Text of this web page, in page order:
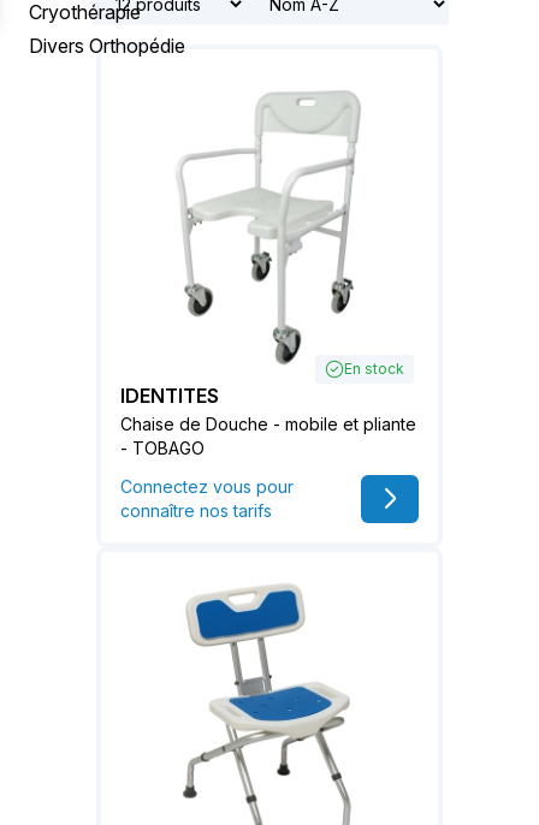
Cryothérapie
Divers Orthopédie
En stock
IDENTITES
Chaise de Douche - mobile et pliante
- TOBAGO
Connectez vous pour
connaître nos tarifs